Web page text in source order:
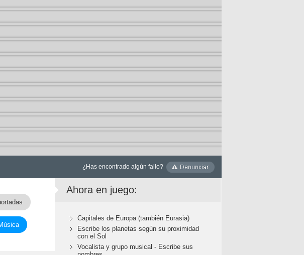
¿Has encontrado algún fallo?
Ahora en juego:
Capitales de Europa (también Eurasia)
Escribe los planetas según su proximidad
con el Sol
Vocalista y grupo musical - Escribe sus